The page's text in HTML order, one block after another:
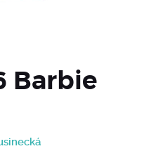
Barbie